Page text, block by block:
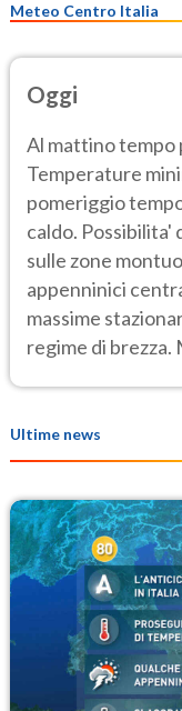
Meteo Centro Italia
Oggi
Al mattino
Temperature
pomeriggio
caldo. Possibilita'
sulle zone
appenninici
massime
regime di brezza.
Ultime news